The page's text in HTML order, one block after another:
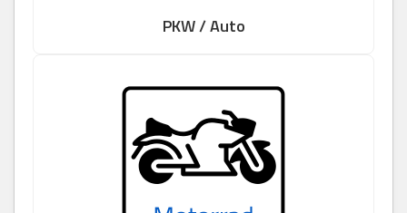
PKW / Auto